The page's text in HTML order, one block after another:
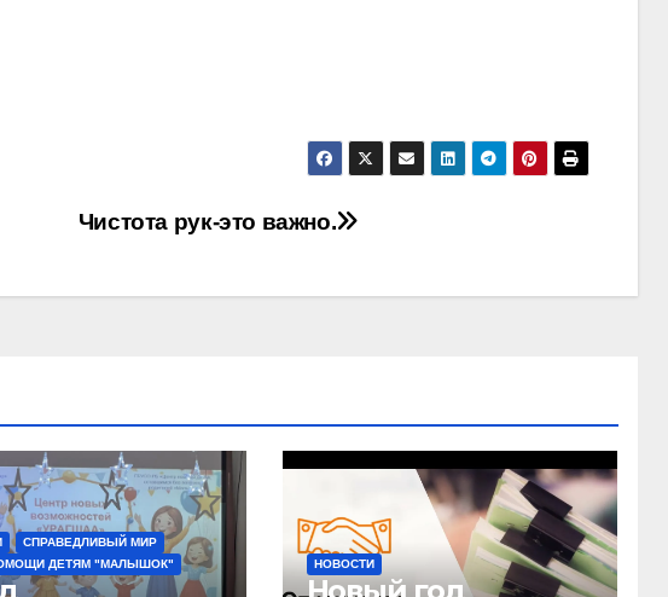
Чистота рук-это важно.
СПРАВЕДЛИВЫЙ МИР
ДЕТЯМ "МАЛЫШОК"
НОВОСТИ